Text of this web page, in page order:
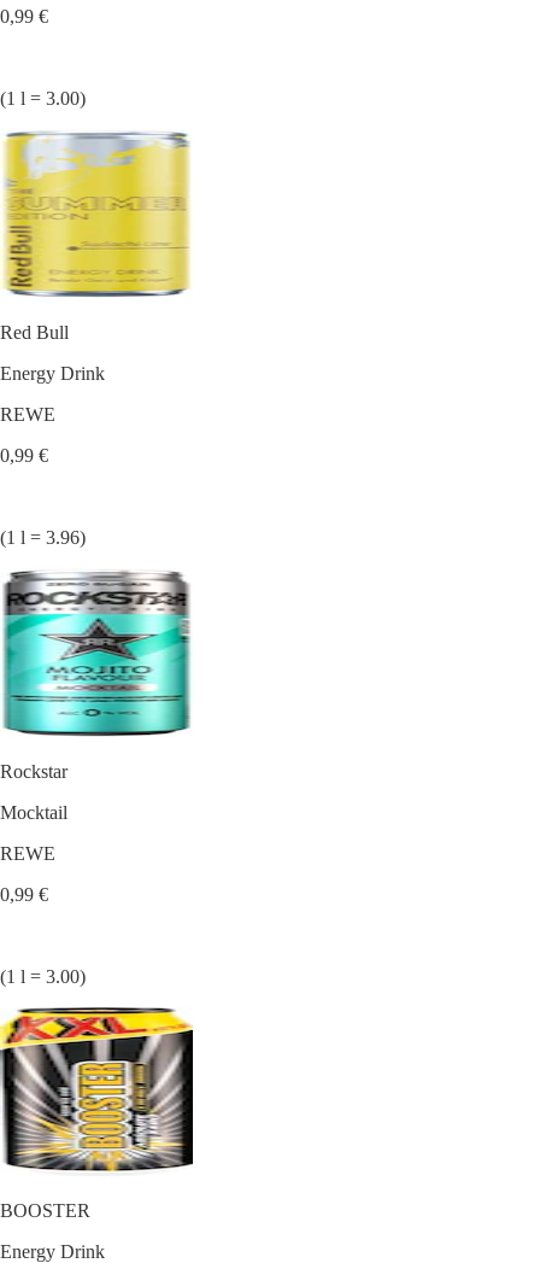
0,99 €
(1 l = 3.00)
Red Bull
Energy Drink
REWE
0,99 €
(1 l = 3.96)
Rockstar
Mocktail
REWE
0,99 €
(1 l = 3.00)
BOOSTER
Energy Drink